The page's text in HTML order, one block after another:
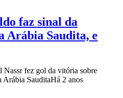
faz sinal da
Arábia Saudita, e
Nassr fez gol da vitória sobre
Arábia SauditaHá 2 anos